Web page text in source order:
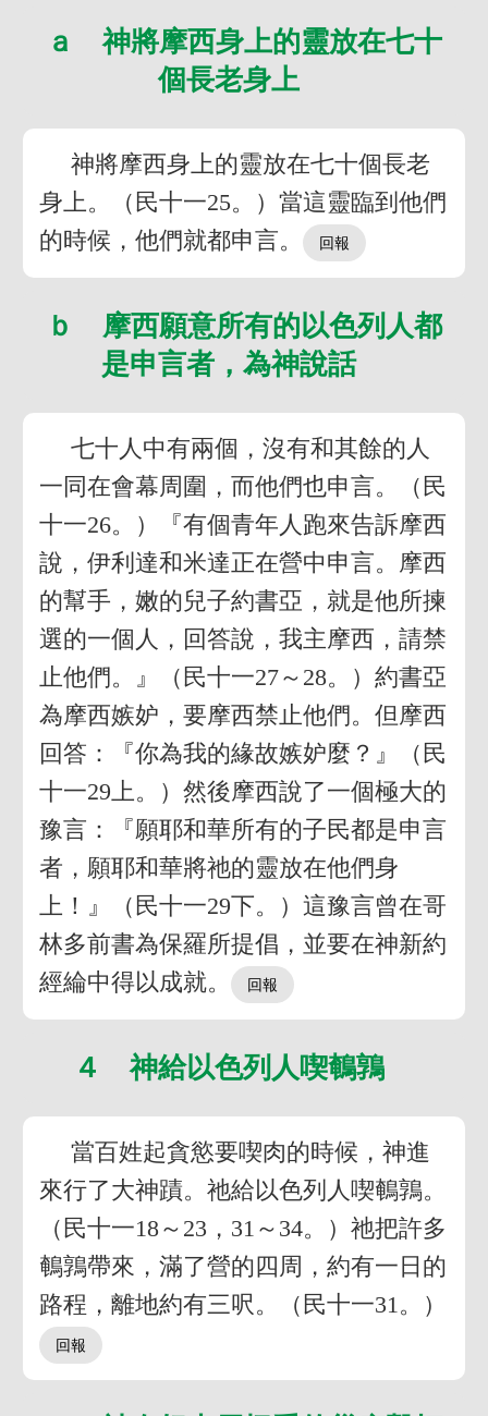
ａ 神將摩西身上的靈放在七十
個長老身上
神將摩西身上的靈放在七十個長老
身上。（民十一25。）當這靈臨到他們
的時候，他們就都申言。
ｂ 摩西願意所有的以色列人都
是申言者，為神說話
七十人中有兩個，沒有和其餘的人
一同在會幕周圍，而他們也申言。（民
十一26。）『有個青年人跑來告訴摩西
說，伊利達和米達正在營中申言。摩西
的幫手，嫩的兒子約書亞，就是他所揀
選的一個人，回答說，我主摩西，請禁
止他們。』（民十一27～28。）約書亞
為摩西嫉妒，要摩西禁止他們。但摩西
回答：『你為我的緣故嫉妒麼？』（民
十一29上。）然後摩西說了一個極大的
豫言：『願耶和華所有的子民都是申言
者，願耶和華將祂的靈放在他們身
上！』（民十一29下。）這豫言曾在哥
林多前書為保羅所提倡，並要在神新約
經綸中得以成就。
４ 神給以色列人喫鵪鶉
當百姓起貪慾要喫肉的時候，神進
來行了大神蹟。祂給以色列人喫鵪鶉。
（民十一18～23，31～34。）祂把許多
鵪鶉帶來，滿了營的四周，約有一日的
路程，離地約有三呎。（民十一31。）